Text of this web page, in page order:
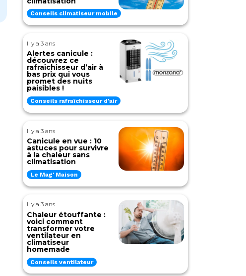
Conseils climatiseur mobile
Il y a 3 ans
Alertes canicule :
découvrez ce
rafraîchisseur d’air à
bas prix qui vous
promet des nuits
paisibles !
Conseils rafraîchisseur d'air
Il y a 3 ans
Canicule en vue : 10
astuces pour survivre
à la chaleur sans
climatisation
Le Mag' Maison
Il y a 3 ans
Chaleur étouffante :
voici comment
transformer votre
ventilateur en
climatiseur
homemade
Conseils ventilateur